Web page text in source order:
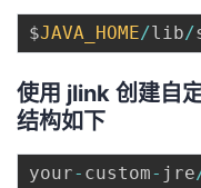
$JAVA_HOME/lib/
使用 jlink 创建自
结构如下
your- custom- jre